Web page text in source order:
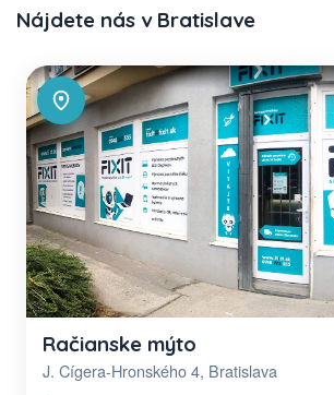
Nájdete nás v Bratislave
Račianske mýto
J. Cígera-Hronského 4, Bratislava